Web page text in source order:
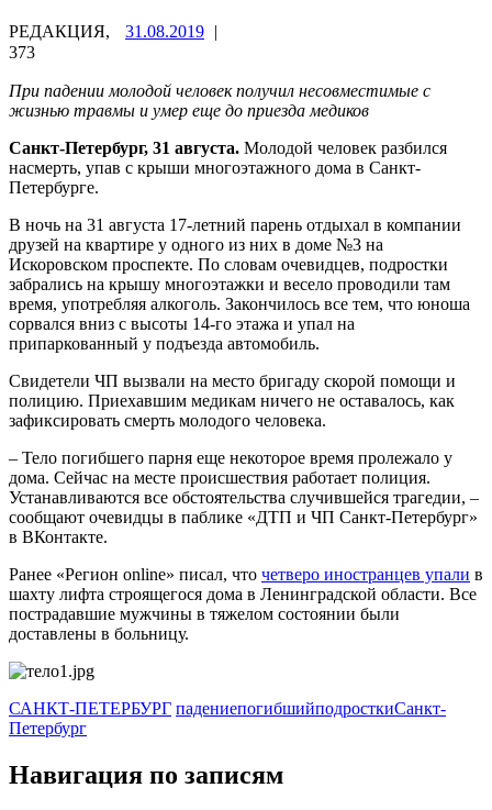
РЕДАКЦИЯ, 31.08.2019 |
373
При падении молодой человек получил несовместимые с
жизнью травмы и умер еще до приезда медиков
Санкт-Петербург, 31 августа. Молодой человек разбился
насмерть, упав с крыши многоэтажного дома в Санкт-
Петербурге.
В ночь на 31 августа 17-летний парень отдыхал в компании
друзей на квартире у одного из них в доме №3 на
Искоровском проспекте. По словам очевидцев, подростки
забрались на крышу многоэтажки и весело проводили там
время, употребляя алкоголь. Закончилось все тем, что юноша
сорвался вниз с высоты 14-го этажа и упал на
припаркованный у подъезда автомобиль.
Свидетели ЧП вызвали на место бригаду скорой помощи и
полицию. Приехавшим медикам ничего не оставалось, как
зафиксировать смерть молодого человека.
– Тело погибшего парня еще некоторое время пролежало у
дома. Сейчас на месте происшествия работает полиция.
Устанавливаются все обстоятельства случившейся трагедии, –
сообщают очевидцы в паблике «ДТП и ЧП Санкт-Петербург»
в ВКонтакте.
Ранее «Регион online» писал, что четверо иностранцев упали в
шахту лифта строящегося дома в Ленинградской области. Все
пострадавшие мужчины в тяжелом состоянии были
доставлены в больницу.
САНКТ-ПЕТЕРБУРГ падениепогибшийподросткиСанкт-
Петербург
Навигация по записям